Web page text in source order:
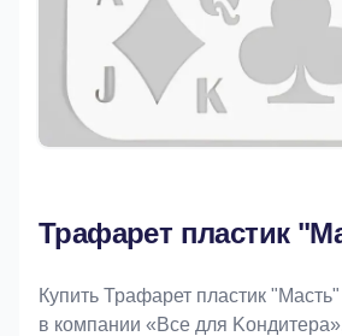
Трафарет пластик
Купить Трафарет пластик
в компании «Bce для